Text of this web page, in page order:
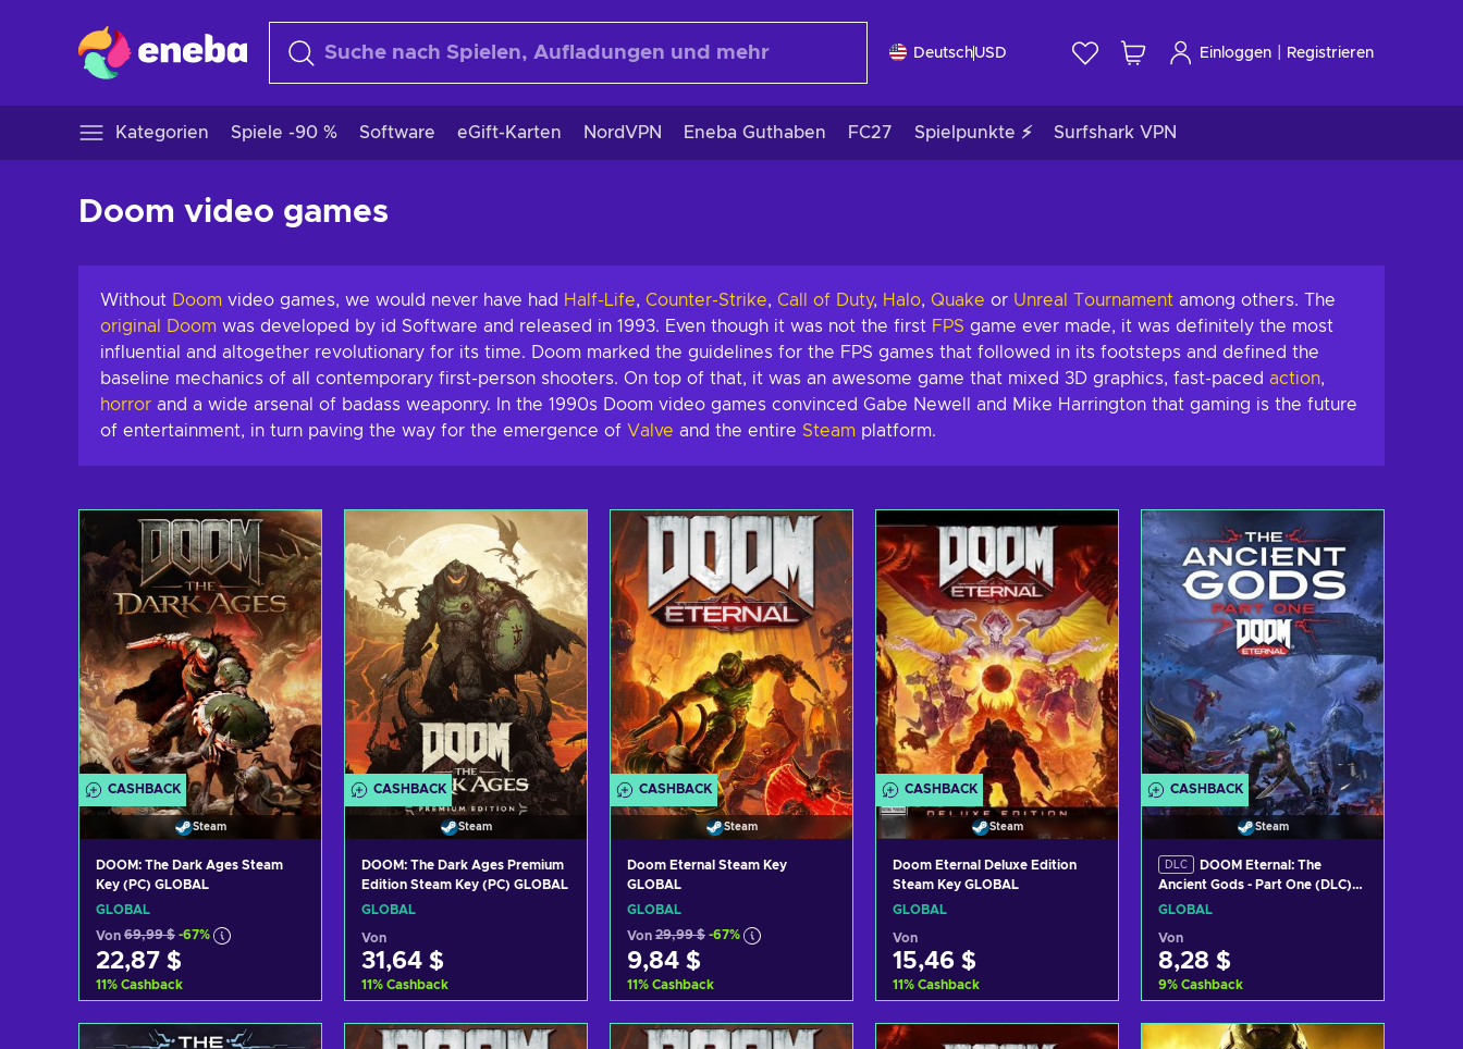
DeutschUSD Einloggen Registrieren
Kategorien Spiele -90 % Software eGift-Karten NordVPN Eneba Guthaben FC27 Spielpunkte ⚡ Surfshark VPN
Doom video games
Without Doom video games, we would never have had Half-Life, Counter-Strike, Call of Duty, Halo, Quake or Unreal Tournament among others. The
original Doom was developed by id Software and released in 1993. Even though it was not the first FPS game ever made, it was definitely the most
influential and altogether revolutionary for its time. Doom marked the guidelines for the FPS games that followed in its footsteps and defined the
baseline mechanics of all contemporary first-person shooters. On top of that, it was an awesome game that mixed 3D graphics, fast-paced action,
horror and a wide arsenal of badass weaponry. In the 1990s Doom video games convinced Gabe Newell and Mike Harrington that gaming is the future
of entertainment, in turn paving the way for the emergence of Valve and the entire Steam platform.
CASHBACK
Steam
DOOM: The Dark Ages Steam
Key (PC) GLOBAL
GLOBAL
Von 69,99 $ -67%
22,87 $
11% Cashback
Zum Warenkorb
hinzufügen
CASHBACK
Steam
DOOM: The Dark Ages Premium
Edition Steam Key (PC) GLOBAL
GLOBAL
Von
31,64 $
11% Cashback
Zum Warenkorb
hinzufügen
CASHBACK
Steam
Doom Eternal Steam Key
GLOBAL
GLOBAL
Von 29,99 $ -67%
9,84 $
11% Cashback
Zum Warenkorb
hinzufügen
CASHBACK
Steam
Doom Eternal Deluxe Edition
Steam Key GLOBAL
GLOBAL
Von
15,46 $
11% Cashback
Zum Warenkorb
hinzufügen
CASHBACK
Steam
DLC
DOOM Eternal: The
Ancient Gods - Part One (DLC)
Steam Key GLOBAL
GLOBAL
Von
8,28 $
9% Cashback
Zum Warenkorb
hinzufügen